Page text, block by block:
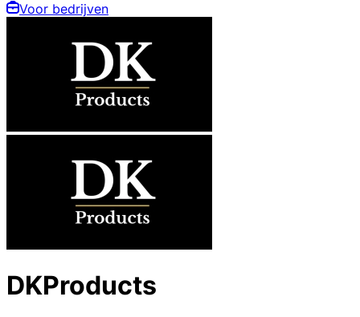
Voor bedrijven
DKProducts